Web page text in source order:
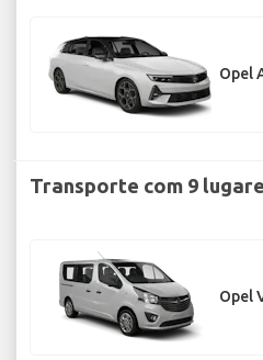
Opel
Transporte com 9
Opel